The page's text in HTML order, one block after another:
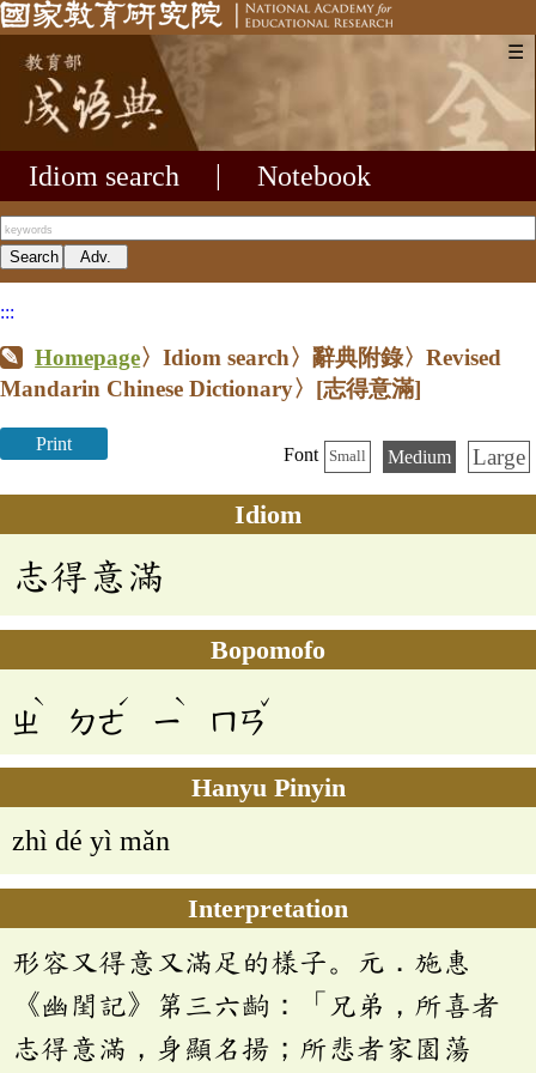
☰
Idiom search Notebook
:::
Homepage〉Idiom search〉辭典附錄〉Revised
Mandarin Chinese Dictionary〉 [志得意滿]
Print
Font Small Medium Large
Idiom
志得意滿
Bopomofo
ㄓ
ˋ
ㄉㄜ
ˊ
ㄧ
ˋ
ㄇㄢ
ˇ
Hanyu Pinyin
zhì dé yì mǎn
Interpretation
形容又得意又滿足的樣子。元．施惠
《幽閨記》第三六齣：「兄弟，所喜者
志得意滿，身顯名揚；所悲者家園蕩